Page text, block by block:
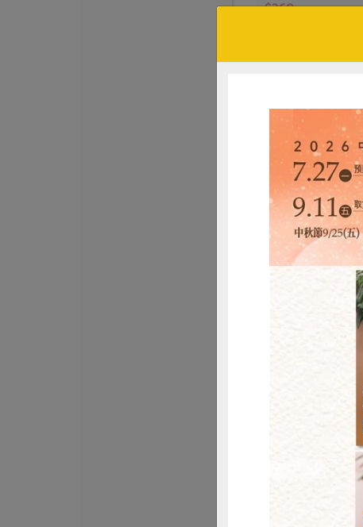
$360
正康食品有限公司
Jacksoy黑豆
惜